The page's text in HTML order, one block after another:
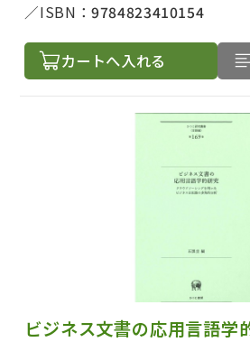
ISBN：9784823410154
カートへ入れる
ビジネス文書の応用言語学